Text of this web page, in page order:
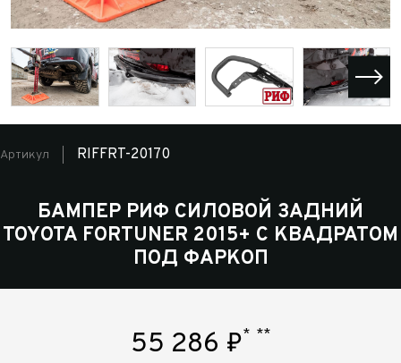
Артикул RIFFRT-20170
БАМПЕР РИФ СИЛОВОЙ ЗАДНИЙ
TOYOTA FORTUNER 2015+ C КВАДРАТОМ
ПОД ФАРКОП
55 286 ₽* **